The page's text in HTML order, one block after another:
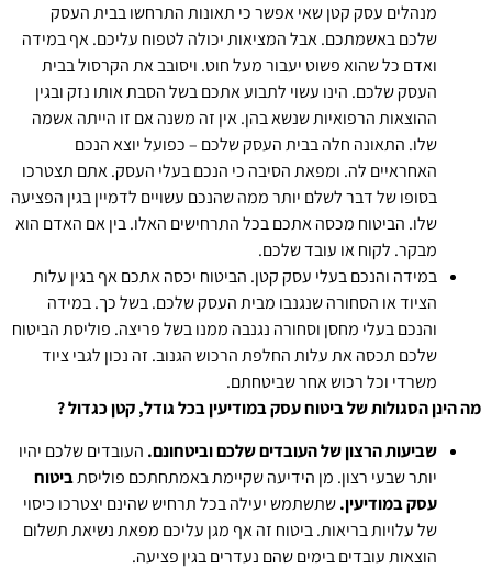
מנהלים עסק קטן שאי אפשר כי תאונות התרחשו בבית העסק
שלכם באשמתכם. אבל המציאות יכולה לטפוח עליכם. אף במידה
ואדם כל שהוא פשוט יעבור מעל חוט. ויסובב את הקרסול בבית
העסק שלכם. הינו עשוי לתבוע אתכם בשל הסבת אותו נזק ובגין
ההוצאות הרפואיות שנשא בהן. אין זה משנה אם זו הייתה אשמה
שלו. התאונה חלה בבית העסק שלכם – כפועל יוצא הנכם
האחראיים לה. ומפאת הסיבה כי הנכם בעלי העסק. אתם תצטרכו
בסופו של דבר לשלם יותר ממה שהנכם עשויים לדמיין בגין הפציעה
שלו. הביטוח מכסה אתכם בכל התרחישים האלו. בין אם האדם הוא
מבקר. לקוח או עובד שלכם.
במידה והנכם בעלי עסק קטן. הביטוח יכסה אתכם אף בגין עלות
הציוד או הסחורה שנגנבו מבית העסק שלכם. בשל כך. במידה
והנכם בעלי מחסן וסחורה נגנבה ממנו בשל פריצה. פוליסת הביטוח
שלכם תכסה את עלות החלפת הרכוש הגנוב. זה נכון לגבי ציוד
משרדי וכל רכוש אחר שביטחתם.
מה הינן הסגולות שלביטוח עסק במודיעין בכל גודל, קטן כגדול ?
שביעות הרצון של העובדים שלכם וביטחונם. העובדים שלכם יהיו
יותר שבעי רצון. מן הידיעה שקיימת באמתחתכם פוליסתביטוח
עסק במודיעין.שתשתמש יעילה בכל תרחיש שהינם יצטרכו כיסוי
של עלויות בריאות. ביטוח זה אף מגן עליכם מפאת נשיאת תשלום
הוצאות עובדים בימים שהם נעדרים בגין פציעה.